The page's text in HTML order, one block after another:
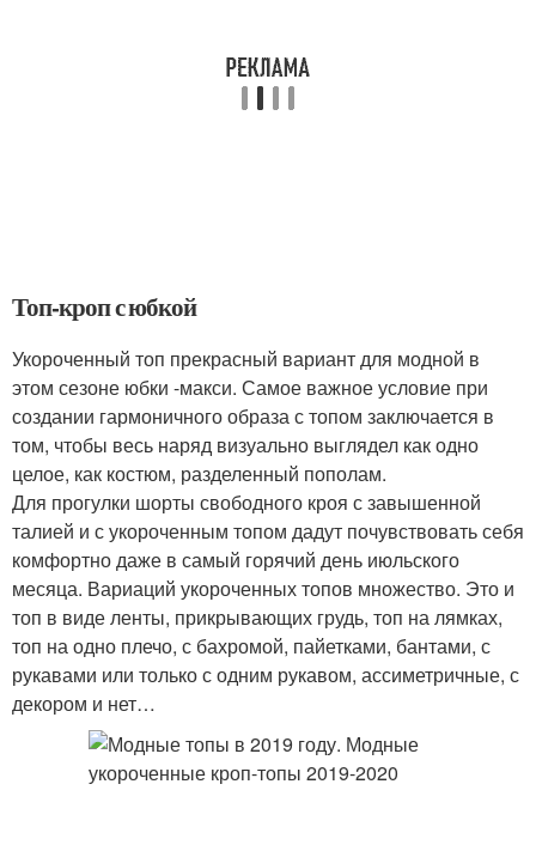
Топ-кроп с юбкой
Укороченный топ прекрасный вариант для модной в
этом сезоне юбки -макси. Самое важное условие при
создании гармоничного образа с топом заключается в
том, чтобы весь наряд визуально выглядел как одно
целое, как костюм, разделенный пополам.
Для прогулки шорты свободного кроя с завышенной
талией и с укороченным топом дадут почувствовать себя
комфортно даже в самый горячий день июльского
месяца. Вариаций укороченных топов множество. Это и
топ в виде ленты, прикрывающих грудь, топ на лямках,
топ на одно плечо, с бахромой, пайетками, бантами, с
рукавами или только с одним рукавом, ассиметричные, с
декором и нет…